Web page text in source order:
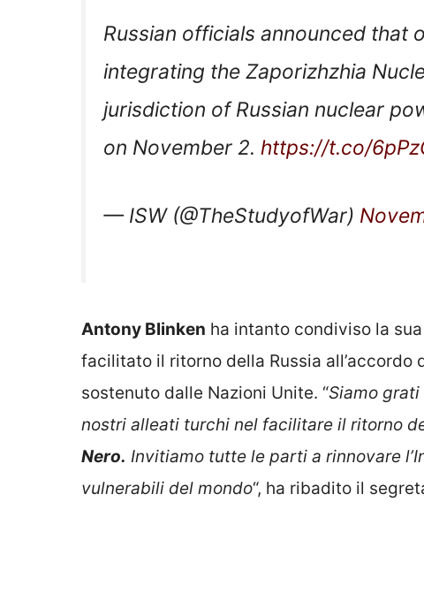
Russian officials announced that
integrating the Zaporizhzhia
jurisdiction of Russian nuclear
on November 2. https://t.co/
— ISW (@TheStudyofWar)
Antony Blinken
ha intanto condiviso la
facilitato il ritorno della Russia all’accordo
sostenuto dalle Nazioni Unite. “Siamo
nostri alleati turchi nel facilitare il ritorno
Nero.
Invitiamo tutte le parti a rinnovare
vulnerabili del mondo “, ha ribadito il